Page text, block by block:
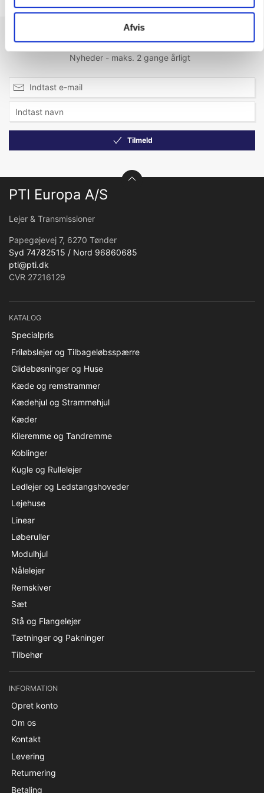
Afvis
Modtag vores nyhedsbrev
Nyheder - maks. 2 gange årligt
Tilmeld
PTI Europa A/S
Lejer & Transmissioner
Papegøjevej 7, 6270 Tønder
Syd 74782515 / Nord 96860685
pti@pti.dk
CVR 27216129
KATALOG
Specialpris
Friløbslejer og Tilbageløbsspærre
Glidebøsninger og Huse
Kæde og remstrammer
Kædehjul og Strammehjul
Kæder
Kileremme og Tandremme
Koblinger
Kugle og Rullelejer
Ledlejer og Ledstangshoveder
Lejehuse
Linear
Løberuller
Modulhjul
Nålelejer
Remskiver
Sæt
Stå og Flangelejer
Tætninger og Pakninger
Tilbehør
INFORMATION
Opret konto
Om os
Kontakt
Levering
Returnering
Betaling